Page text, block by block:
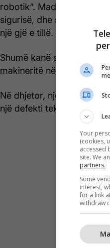
robotik”. Madje shtuan se
sigurisë, dhe se kanë
një gjë e tillë.
Shumë kanë shprehur
makineritë në jetën e
Në dhjetor, një inxhinier i
një defekti teknik në
Your
(cookies,
accessed
site. We
partners.
Some
interest,
for a link
withdraw